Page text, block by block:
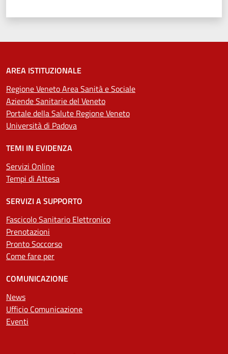
AREA ISTITUZIONALE
Regione Veneto Area Sanità e Sociale
Aziende Sanitarie del Veneto
Portale della Salute Regione Veneto
Università di Padova
TEMI IN EVIDENZA
Servizi Online
Tempi di Attesa
SERVIZI A SUPPORTO
Fascicolo Sanitario Elettronico
Prenotazioni
Pronto Soccorso
Come fare per
COMUNICAZIONE
News
Ufficio Comunicazione
Eventi